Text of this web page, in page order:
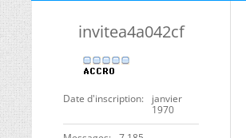
invitea4a042cf
Date d'inscription
janvier
1970